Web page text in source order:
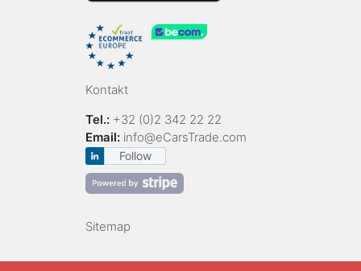
Kontakt
Tel.: +32 (0)2 342 22 22
Email: info@eCarsTrade.com
Follow
Sitemap